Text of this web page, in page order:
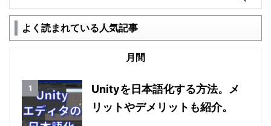
よく読まれている人気記事
月間
Unityを日本語化する方法。メ
リットやデメリットも紹介。